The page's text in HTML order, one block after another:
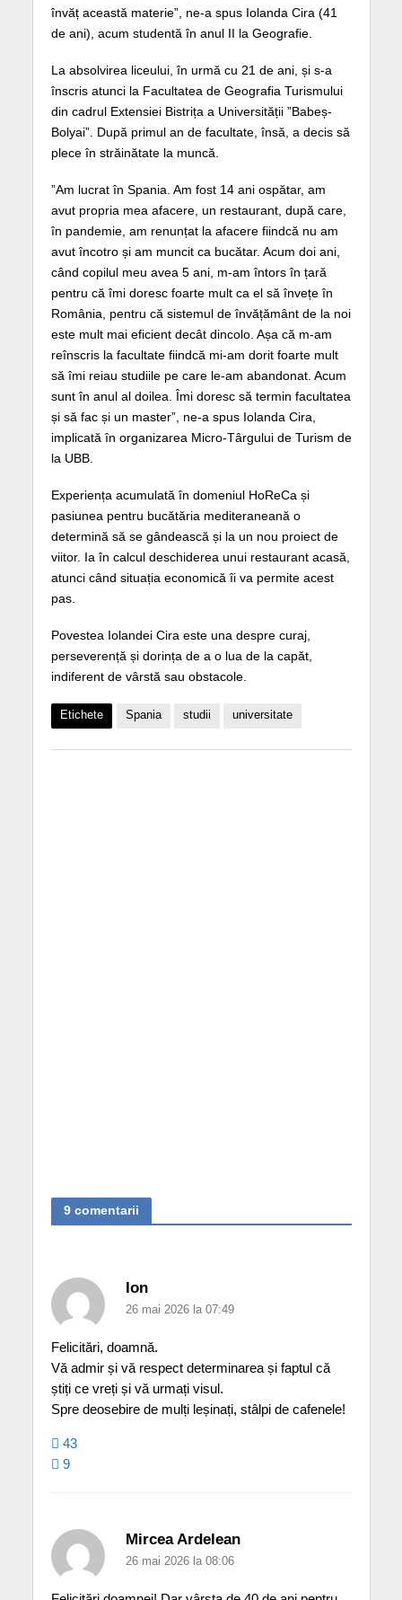
învăț această materie”, ne-a spus Iolanda Cira (41
de ani), acum studentă în anul II la Geografie.
La absolvirea liceului, în urmă cu 21 de ani, și s-a
înscris atunci la Facultatea de Geografia Turismului
din cadrul Extensiei Bistrița a Universității ”Babeș-
Bolyai”. După primul an de facultate, însă, a decis să
plece în străinătate la muncă.
”Am lucrat în Spania. Am fost 14 ani ospătar, am
avut propria mea afacere, un restaurant, după care,
în pandemie, am renunțat la afacere fiindcă nu am
avut încotro și am muncit ca bucătar. Acum doi ani,
când copilul meu avea 5 ani, m-am întors în țară
pentru că îmi doresc foarte mult ca el să învețe în
România, pentru că sistemul de învățământ de la noi
este mult mai eficient decât dincolo. Așa că m-am
reînscris la facultate fiindcă mi-am dorit foarte mult
să îmi reiau studiile pe care le-am abandonat. Acum
sunt în anul al doilea. Îmi doresc să termin facultatea
și să fac și un master”, ne-a spus Iolanda Cira,
implicată în organizarea Micro-Târgului de Turism de
la UBB.
Experiența acumulată în domeniul HoReCa și
pasiunea pentru bucătăria mediteraneană o
determină să se gândească și la un nou proiect de
viitor. Ia în calcul deschiderea unui restaurant acasă,
atunci când situația economică îi va permite acest
pas.
Povestea Iolandei Cira este una despre curaj,
perseverență și dorința de a o lua de la capăt,
indiferent de vârstă sau obstacole.
Etichete Spania studii universitate
9 comentarii
Ion
26 mai 2026 la 07:49
Felicitări, doamnă.
Vă admir și vă respect determinarea și faptul că
știți ce vreți și vă urmați visul.
Spre deosebire de mulți leșinați, stâlpi de cafenele!
43
9
Mircea Ardelean
26 mai 2026 la 08:06